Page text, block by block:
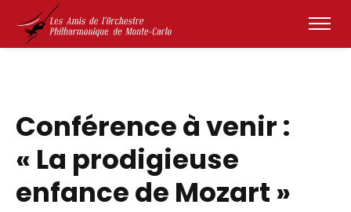
Conférence à venir :
« La prodigieuse
enfance de Mozart »